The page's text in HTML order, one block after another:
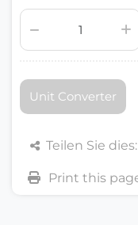
Unit Converter
Teilen Sie dies: